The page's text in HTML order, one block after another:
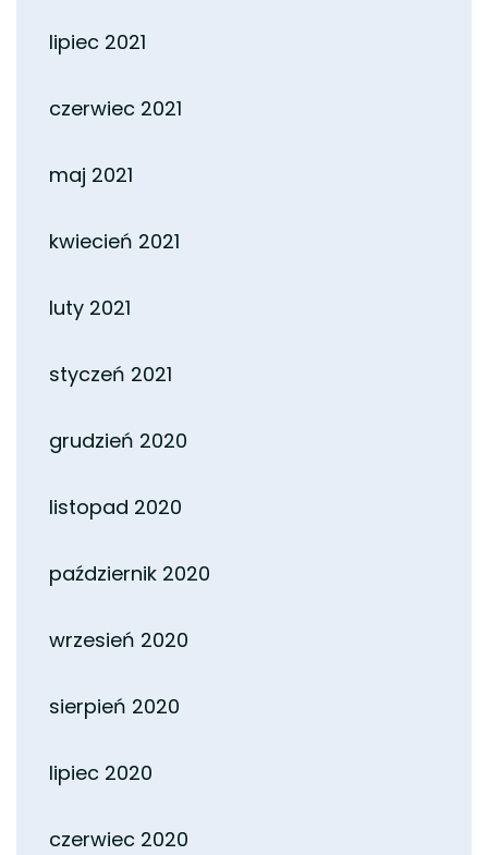
lipiec 2021
czerwiec 2021
maj 2021
kwiecień 2021
luty 2021
styczeń 2021
grudzień 2020
listopad 2020
październik 2020
wrzesień 2020
sierpień 2020
lipiec 2020
czerwiec 2020